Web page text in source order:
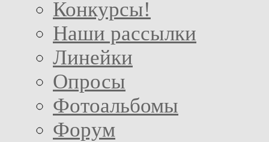
Конкурсы!
Наши рассылки
Линейки
Опросы
Фотоальбомы
Форум